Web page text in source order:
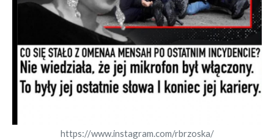
https://www.instagram.com/rbrzoska/